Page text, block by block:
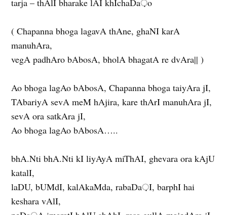
( Chapanna bhoga lagavA thAne, ghaNI karA
manuhAra,
vegA padhAro bAbosA, bholA bhagatA re dvAra|| )
Ao bhoga lagAo bAbosA, Chapanna bhoga taiyAra jI,
TAbariyA sevA meM hAjira, kare thArI manuhAra jI,
sevA ora satkAra jI,
Ao bhoga lagAo bAbosA…..
bhA.Nti bhA.Nti kI liyAyA miThAI, ghevara ora kAjU
katalI,
laDU, bUMdI, kalAkaMda, rabaDa़I, barphI hai
keshara vAlI,